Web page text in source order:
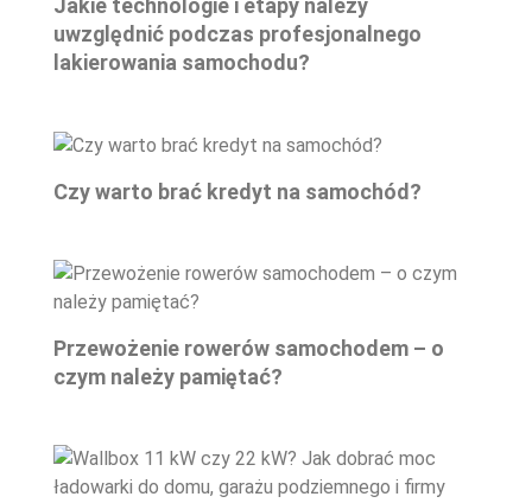
Jakie technologie i etapy należy
uwzględnić podczas profesjonalnego
lakierowania samochodu?
Czy warto brać kredyt na samochód?
Przewożenie rowerów samochodem – o
czym należy pamiętać?